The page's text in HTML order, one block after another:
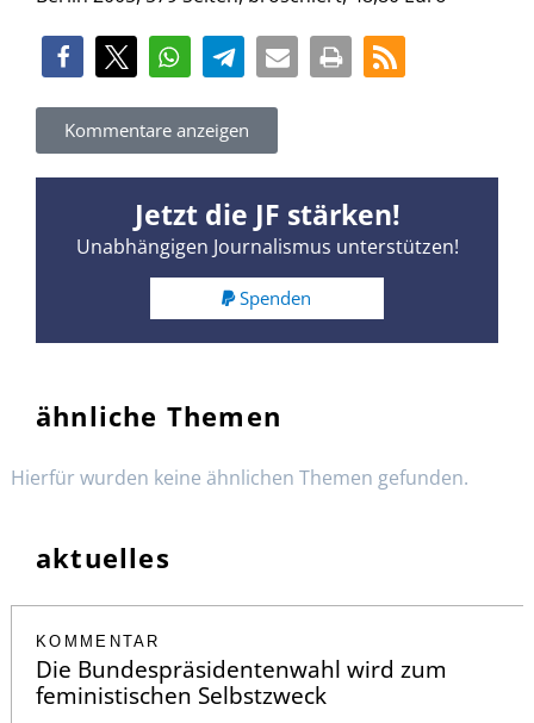
Kommentare anzeigen
Jetzt die JF stärken!
Unabhängigen Journalismus unterstützen!
Spenden
ähnliche Themen
Hierfür wurden keine ähnlichen Themen gefunden.
aktuelles
KOMMENTAR
Die Bundespräsidentenwahl wird zum
feministischen Selbstzweck